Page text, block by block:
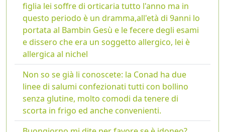
figlia lei soffre di orticaria tutto l'anno ma in
questo periodo è un dramma,all'età di 9anni lo
portata al Bambin Gesù e le fecere degli esami
e dissero che era un soggetto allergico, lei è
allergica al nichel
Non so se già li conoscete: la Conad ha due
linee di salumi confezionati tutti con bollino
senza glutine, molto comodi da tenere di
scorta in frigo ed anche convenienti.